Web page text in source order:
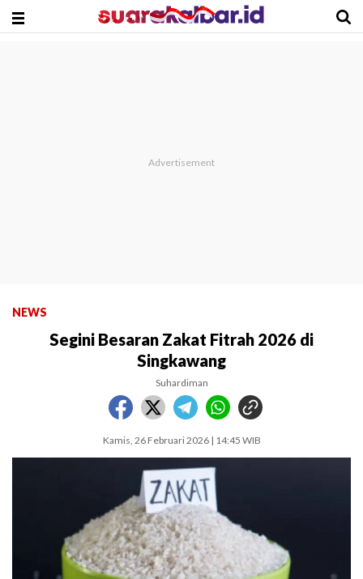
NEWS
Segini Besaran Zakat Fitrah 2026 di
Singkawang
Suhardiman
Kamis, 26 Februari 2026 | 14:45 WIB